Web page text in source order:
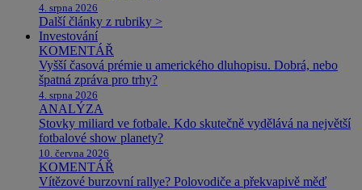
4. srpna 2026
Další články z rubriky >
Investování
KOMENTÁŘ
Vyšší časová prémie u amerického dluhopisu. Dobrá, nebo
špatná zpráva pro trhy?
4. srpna 2026
ANALÝZA
Stovky miliard ve fotbale. Kdo skutečně vydělává na největší
fotbalové show planety?
10. června 2026
KOMENTÁŘ
Vítězové burzovní rallye? Polovodiče a překvapivě měď